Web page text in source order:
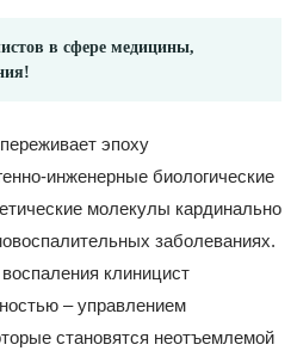
в сфере медицины,
эпоху
инженерные биологические
молекулы кардинально
заболеваниях.
клиницист
– управлением
становятся неотъемлемой